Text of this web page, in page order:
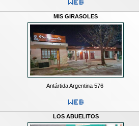
MIS GIRASOLES
Antártida Argentina 576
LOS ABUELITOS